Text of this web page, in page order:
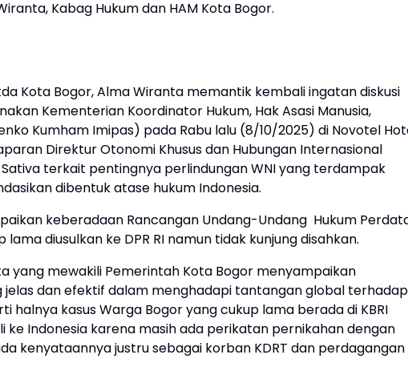
Kabag Hukum dan HAM Kota Bogor.
Kota Bogor, Alma Wiranta memantik kembali ingatan diskusi
Kementerian Koordinator Hukum, Hak Asasi Manusia,
Kumham Imipas) pada Rabu lalu (8/10/2025) di Novotel
Direktur Otonomi Khusus dan Hubungan Internasional
terkait pentingnya perlindungan WNI yang terdampak
dibentuk atase hukum Indonesia.
keberadaan Rancangan Undang-Undang Hukum
diusulkan ke DPR RI namun tidak kunjung disahkan.
yang mewakili Pemerintah Kota Bogor menyampaikan
dan efektif dalam menghadapi tantangan global terhadap
halnya kasus Warga Bogor yang cukup lama berada di KBRI
ke Indonesia karena masih ada perikatan pernikahan dengan
kenyataannya justru sebagai korban KDRT dan perdagangan